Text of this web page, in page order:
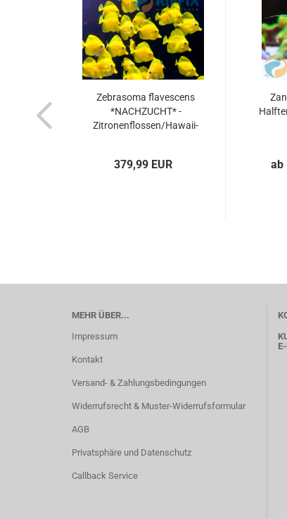
Zebrasoma flavescens
*NACHZUCHT* -
Zitronenflossen/Hawaii-
379,99 EUR ab
MEHR ÜBER...
Impressum
Kontakt
Versand- & Zahlungsbedingungen
Widerrufsrecht & Muster-Widerrufsformular
AGB
Privatsphäre und Datenschutz
Callback Service